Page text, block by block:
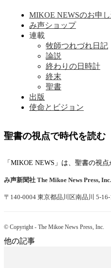
MIKOE NEWSのお申
み声ショップ
連載
牧師つれづれ日記
論説
終わりの日時計
終末
聖書
出版
使命とビジョン
聖書の視点で時代を読む
「MIKOE NEWS」は、聖書の視
み声新聞社 The Mikoe News Press, Inc.
〒140-0004 東京都品川区南品川 5-16-
© Copyright - The Mikoe News Press, Inc.
他の記事